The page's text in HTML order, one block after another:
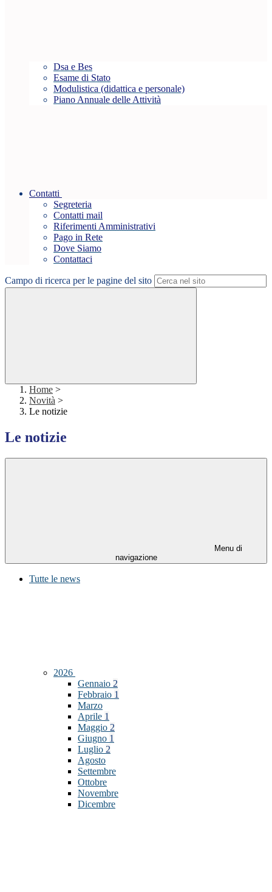
Dsa e Bes
Esame di Stato
Modulistica (didattica e personale)
Piano Annuale delle Attività
Contatti
Segreteria
Contatti mail
Riferimenti Amministrativi
Pago in Rete
Dove Siamo
Contattaci
Campo di ricerca per le pagine del sito
Home >
Novità >
Le notizie
Le notizie
Menu di
navigazione
Tutte le news
2026
Gennaio 2
Febbraio 1
Marzo
Aprile 1
Maggio 2
Giugno 1
Luglio 2
Agosto
Settembre
Ottobre
Novembre
Dicembre